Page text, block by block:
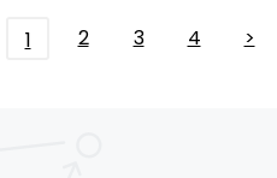
1 2 3 4 >